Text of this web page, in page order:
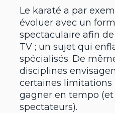
Le karaté a par
évoluer avec un
spectaculaire afin
TV ; un sujet qui
spécialisés. De
disciplines
certaines limitations
gagner en tempo (et
spectateurs).